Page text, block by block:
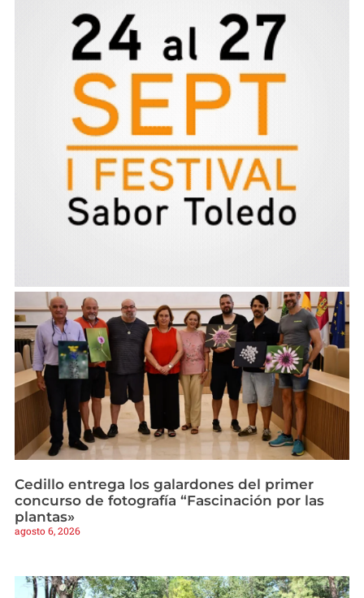
Cedillo entrega los galardones del primer
concurso de fotografía “Fascinación por las
plantas»
agosto 6, 2026